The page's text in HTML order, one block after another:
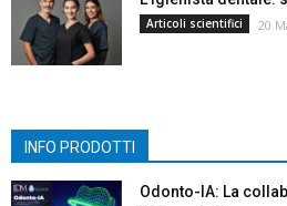
Articoli scientifici 20
INFO PRODOTTI
Odonto-IA: La